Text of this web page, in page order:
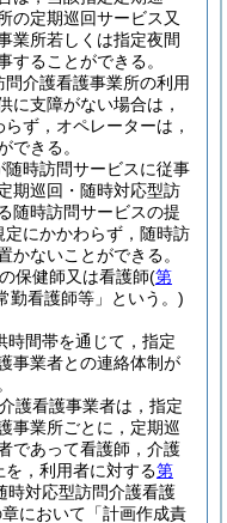
の定期巡回サービス又
業所若しくは指定夜間
することができる。
介護看護事業所の利用
に支障がない場合は，
ず，オペレーターは，
できる。
時訪問サービスに従事
期巡回・随時対応型訪
随時訪問サービスの提
定にかかわらず，随時訪
かないことができる。
保健師又は看護師(第
勤看護師等」という。)
時間帯を通じて，指定
事業者との連絡体制が
護看護事業者は，指定
事業所ごとに，定期巡
であって看護師，介護
，利用者に対する第
時対応型訪問介護看護
において「計画作成責